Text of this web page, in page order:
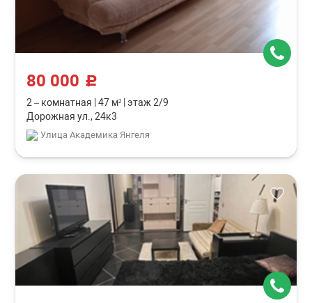
80 000 c
2 – комнатная 47 м² этаж 2/9
Дорожная ул., 24к3
Улица Академика Янгеля